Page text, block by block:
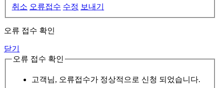
취소 오류접수 수정 보내기
오류 접수 확인
닫기
오류 접수 확인
고객님, 오류접수가 정상적으로 신청 되었습니다.